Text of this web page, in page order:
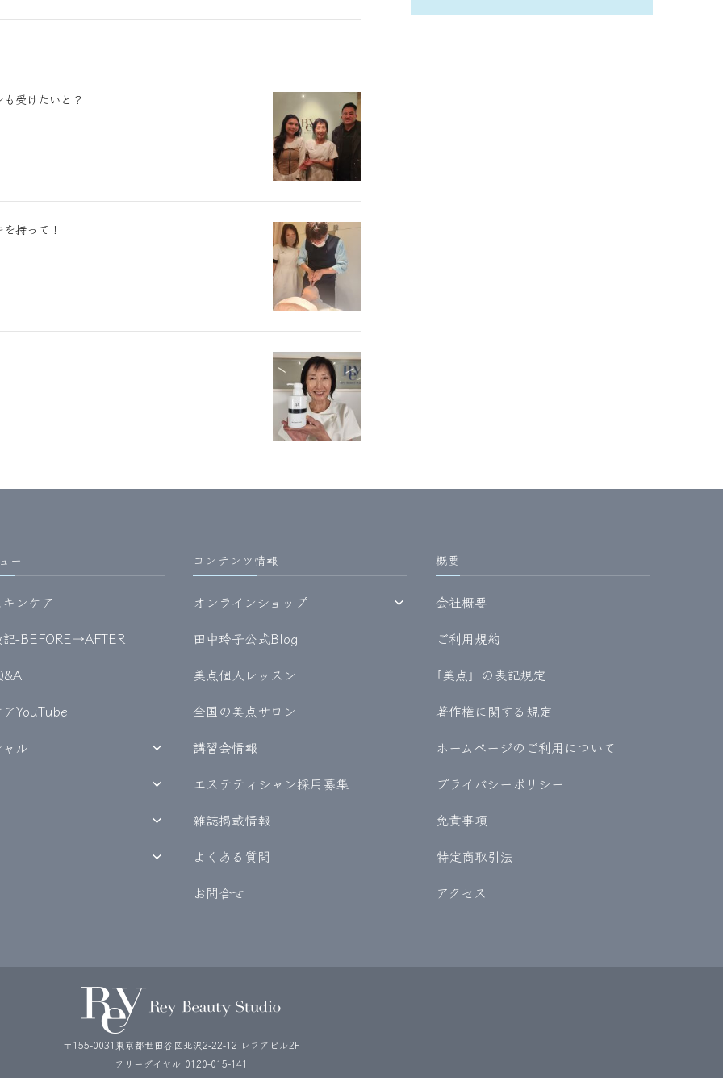
受けたいと？
持って！
ー
ンケア
-BEFORE→AFTER
YouTube
ル
コンテンツ情報
オンラインショップ
田中玲子公式Blog
美点個人レッスン
全国の美点サロン
講習会情報
エステティシャン採用募集
雑誌掲載情報
よくある質問
お問合せ
概要
会社概要
ご利用規約
｢美点」の表記規定
著作権に関する規定
ホームページのご利用について
プライバシーポリシー
免責事項
特定商取引法
アクセス
〒155-0031東京都世田谷区北沢2-22-12 レフアビル2F
フリーダイヤル 0120-015-141